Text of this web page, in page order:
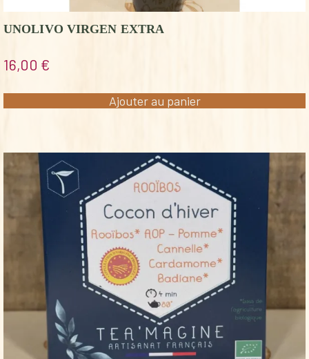
UNOLIVO VIRGEN EXTRA
16,00 €
Ajouter au panier